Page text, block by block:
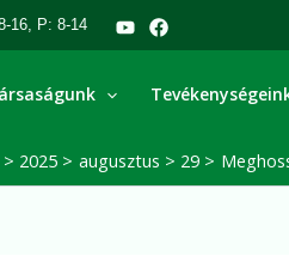
16, P: 8-14
2025 augusztus 29